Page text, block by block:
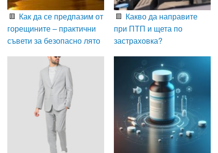
Как да се предпазим от
горещините – практични
съвети за безопасно лято
Какво да направите
при ПТП и щета по
застраховка?